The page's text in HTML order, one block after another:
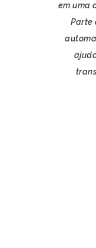
em uma
Parte